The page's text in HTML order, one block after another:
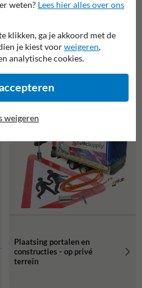
Paal met grondpot in losse
grond (tijdelijk) - op privé
terrein
Plaatsing portalen en
constructies - op privé
terrein
weten? Lees hier alles over ons
klikken, ga je akkoord met de
je kiest voorweigeren,
analytische cookies.
weigeren